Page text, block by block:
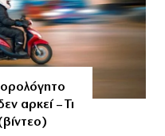
αρκεί – Τι